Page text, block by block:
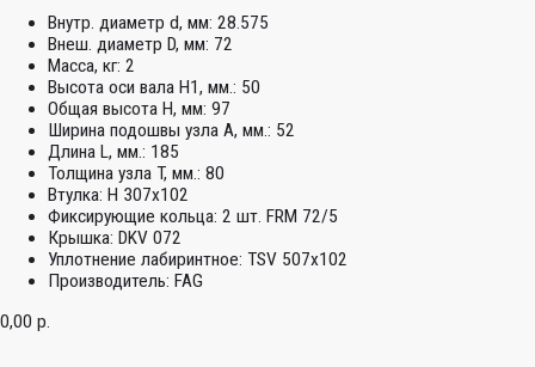
Внутр. диаметр d, мм: 28.575
Внеш. диаметр D, мм: 72
Масса, кг: 2
Высота оси вала H1, мм.: 50
Общая высота H, мм: 97
Ширина подошвы узла А, мм.: 52
Длина L, мм.: 185
Толщина узла T, мм.: 80
Втулка: H 307x102
Фиксирующие кольца: 2 шт. FRM 72/5
Крышка: DKV 072
Уплотнение лабиринтное: TSV 507x102
Производитель: FAG
0,00 р.